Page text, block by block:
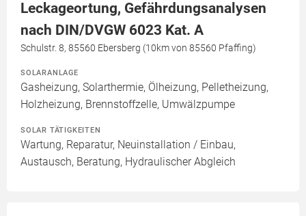
Leckageortung, Gefährdungsanalysen
nach DIN/DVGW 6023 Kat. A
Schulstr. 8, 85560 Ebersberg (10km von 85560 Pfaffing)
SOLARANLAGE
Gasheizung, Solarthermie, Ölheizung, Pelletheizung,
Holzheizung, Brennstoffzelle, Umwälzpumpe
SOLAR TÄTIGKEITEN
Wartung, Reparatur, Neuinstallation / Einbau,
Austausch, Beratung, Hydraulischer Abgleich